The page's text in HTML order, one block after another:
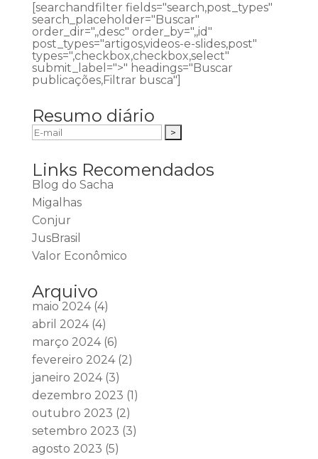
[searchandfilter fields="search,post_types"
search_placeholder="Buscar"
order_dir=",,desc" order_by=",,id"
post_types="artigos,videos-e-slides,post"
types=",checkbox,checkbox,select"
submit_label=">" headings="Buscar
publicações,Filtrar busca"]
Resumo diário
Links Recomendados
Blog do Sacha
Migalhas
Conjur
JusBrasil
Valor Econômico
Arquivo
maio 2024(4)
abril 2024(4)
março 2024(6)
fevereiro 2024(2)
janeiro 2024(3)
dezembro 2023 (1)
outubro 2023 (2)
setembro 2023 (3)
agosto 2023 (5)